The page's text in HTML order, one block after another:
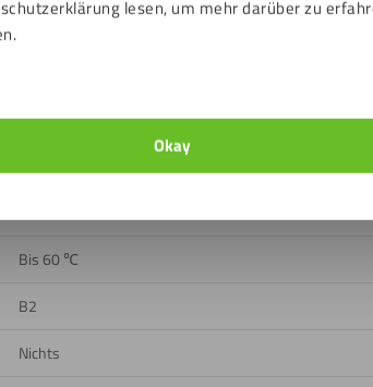
lesen, um mehr darüber zu
Okay
Eisengrau (RAL Indikation: RAL7011)
Drinnen
Bis 60 ℃
B2
Nichts